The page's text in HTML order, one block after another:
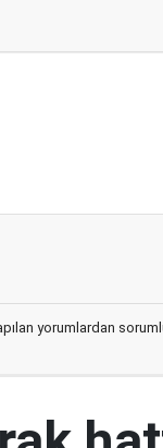
yorumlardan